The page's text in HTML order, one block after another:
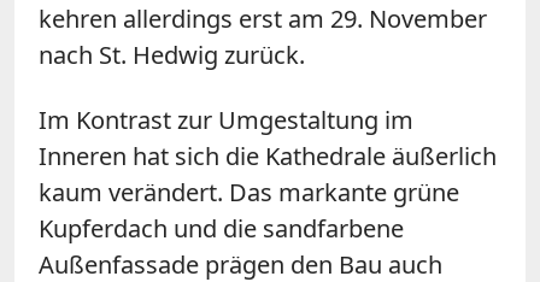
kehren allerdings erst am 29. November
nach St. Hedwig zurück.
Im Kontrast zur Umgestaltung im
Inneren hat sich die Kathedrale äußerlich
kaum verändert. Das markante grüne
Kupferdach und die sandfarbene
Außenfassade prägen den Bau auch